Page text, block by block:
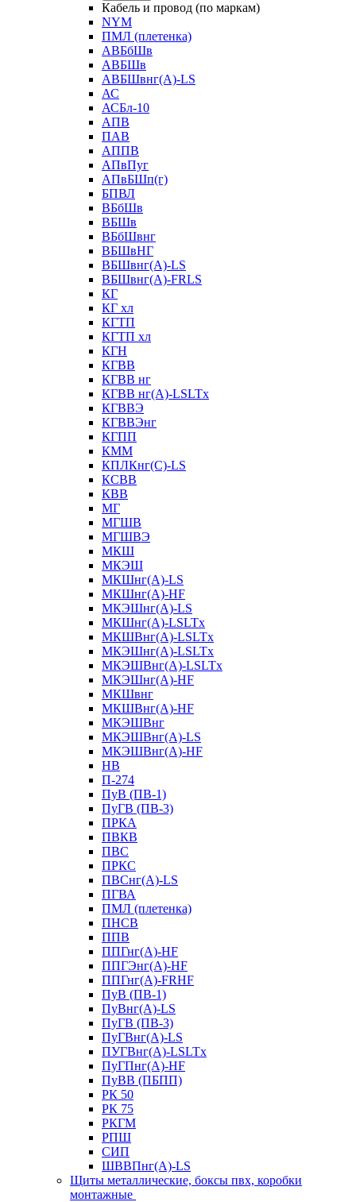
Кабель и провод (по маркам)
NYM
ПМЛ (плетенка)
АВБбШв
АВБШв
АВБШвнг(А)-LS
АС
АСБл-10
АПВ
ПАВ
АППВ
АПвПуг
АПвБШп(г)
БПВЛ
ВБбШв
ВБШв
ВБбШвнг
ВБШвНГ
ВБШвнг(А)-LS
ВБШвнг(А)-FRLS
КГ
КГ хл
КГТП
КГТП хл
КГН
КГВВ
КГВВ нг
КГВВ нг(А)-LSLTx
КГВВЭ
КГВВЭнг
КГПП
КММ
КПЛКнг(C)-LS
КСВВ
КВВ
МГ
МГШВ
МГШВЭ
МКШ
МКЭШ
МКШнг(А)-LS
МКШнг(А)-HF
МКЭШнг(А)-LS
МКШнг(А)-LSLTx
МКШВнг(A)-LSLTx
МКЭШнг(А)-LSLTx
МКЭШВнг(A)-LSLTx
МКЭШнг(А)-HF
МКШвнг
МКШВнг(А)-HF
МКЭШВнг
МКЭШВнг(А)-LS
МКЭШВнг(А)-HF
НВ
П-274
ПуВ (ПВ-1)
ПуГВ (ПВ-3)
ПРКА
ПВКВ
ПВС
ПРКС
ПВСнг(А)-LS
ПГВА
ПМЛ (плетенка)
ПНСВ
ППВ
ППГнг(А)-HF
ППГЭнг(А)-HF
ППГнг(А)-FRHF
ПуВ (ПВ-1)
ПуВнг(А)-LS
ПуГВ (ПВ-3)
ПуГВнг(А)-LS
ПУГВнг(А)-LSLTx
ПуГПнг(А)-HF
ПуВВ (ПБПП)
РК 50
РК 75
РКГМ
РПШ
СИП
ШВВПнг(А)-LS
Щиты металлические, боксы пвх, коробки
монтажные